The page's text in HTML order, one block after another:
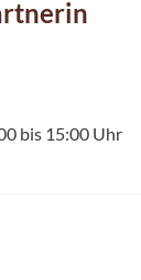
bis 15:00 Uhr